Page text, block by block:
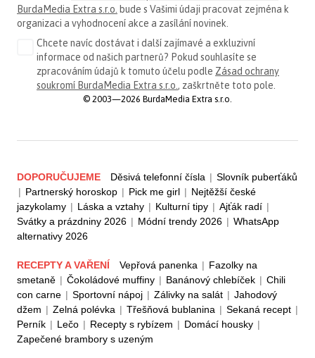
BurdaMedia Extra s.r.o. bude s Vašimi údaji pracovat zejména k
organizaci a vyhodnocení akce a zasílání novinek.
Chcete navíc dostávat i další zajímavé a exkluzivní
informace od našich partnerů? Pokud souhlasíte se
zpracováním údajů k tomuto účelu podle Zásad ochrany
soukromí BurdaMedia Extra s.r.o., zaškrtněte toto pole.
© 2003—2026 BurdaMedia Extra s.r.o.
DOPORUČUJEME Děsivá telefonní čísla | Slovník puberťáků
| Partnerský horoskop | Pick me girl | Nejtěžší české
jazykolamy | Láska a vztahy | Kulturní tipy | Ajťák radí |
Svátky a prázdniny 2026 | Módní trendy 2026 | WhatsApp
alternativy 2026
RECEPTY A VAŘENÍ Vepřová panenka | Fazolky na
smetaně | Čokoládové muffiny | Banánový chlebíček | Chili
con carne | Sportovní nápoj | Zálivky na salát | Jahodový
džem | Zelná polévka | Třešňová bublanina | Sekaná recept |
Perník | Lečo | Recepty s rybízem | Domácí housky |
Zapečené brambory s uzeným